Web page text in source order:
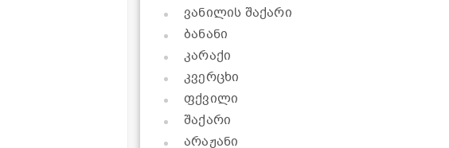
ვანილის შაქარი
ბანანი
კარაქი
კვერცხი
ფქვილი
შაქარი
არაჟანი